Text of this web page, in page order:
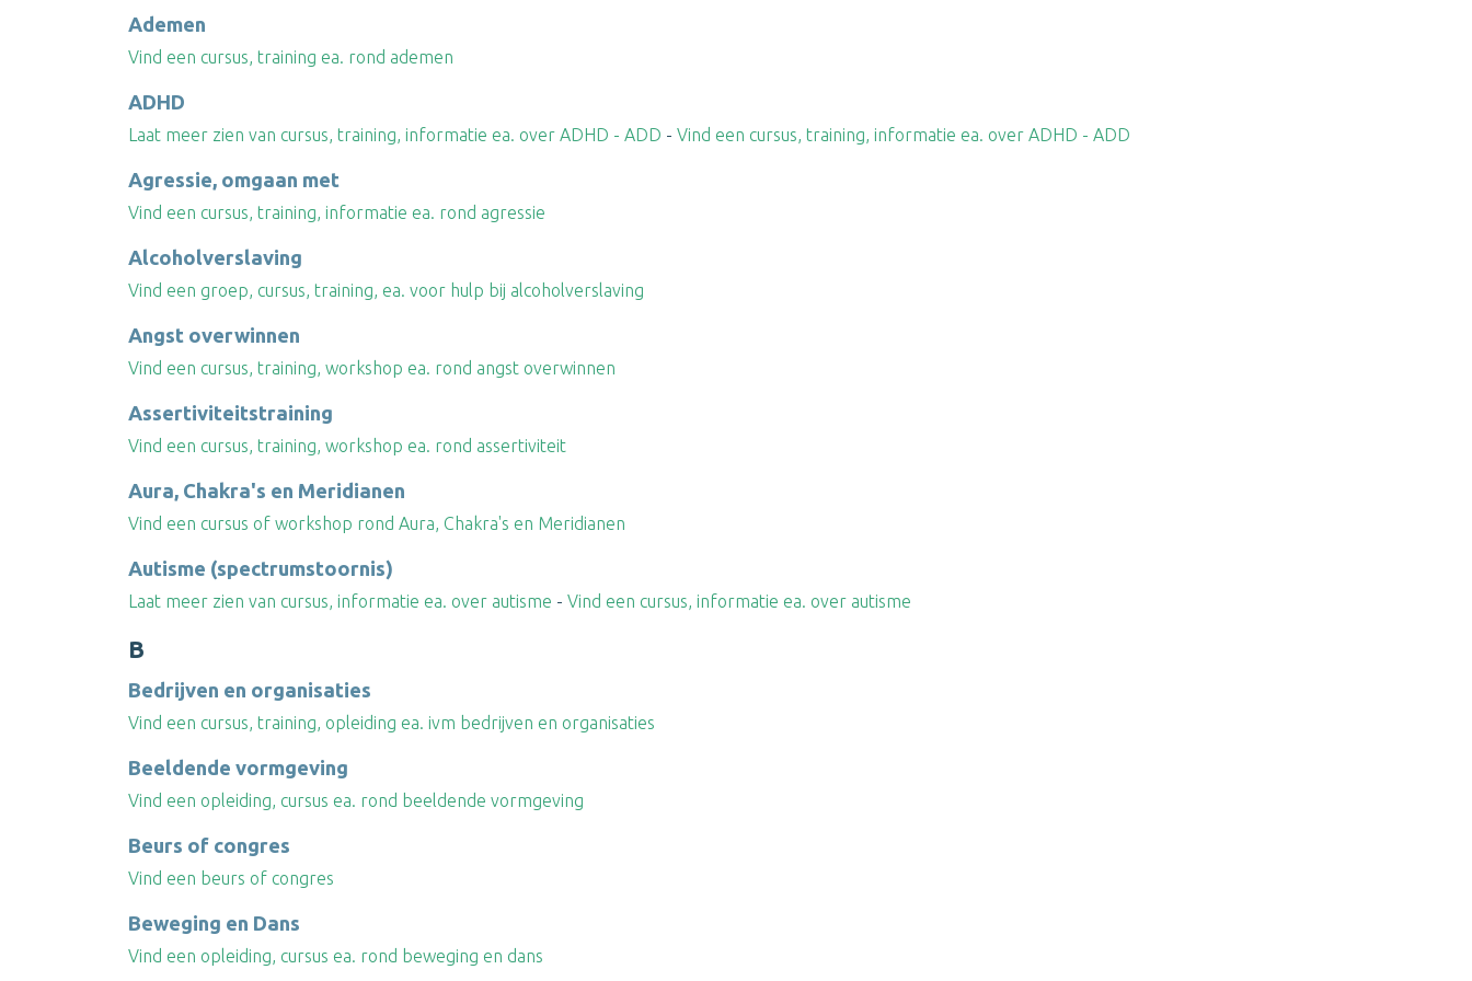
Ademen
Vind een cursus, training ea. rond ademen
ADHD
Laat meer zien van cursus, training, informatie ea. over ADHD - ADD - Vind een cursus, training, informatie ea. over ADHD - ADD
Agressie, omgaan met
Vind een cursus, training, informatie ea. rond agressie
Alcoholverslaving
Vind een groep, cursus, training, ea. voor hulp bij alcoholverslaving
Angst overwinnen
Vind een cursus, training, workshop ea. rond angst overwinnen
Assertiviteitstraining
Vind een cursus, training, workshop ea. rond assertiviteit
Aura, Chakra's en Meridianen
Vind een cursus of workshop rond Aura, Chakra's en Meridianen
Autisme (spectrumstoornis)
Laat meer zien van cursus, informatie ea. over autisme - Vind een cursus, informatie ea. over autisme
B
Bedrijven en organisaties
Vind een cursus, training, opleiding ea. ivm bedrijven en organisaties
Beeldende vormgeving
Vind een opleiding, cursus ea. rond beeldende vormgeving
Beurs of congres
Vind een beurs of congres
Beweging en Dans
Vind een opleiding, cursus ea. rond beweging en dans